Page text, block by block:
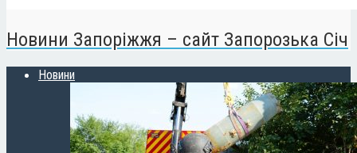
Новини Запоріжжя – сайт Запорозька Січ
Новини